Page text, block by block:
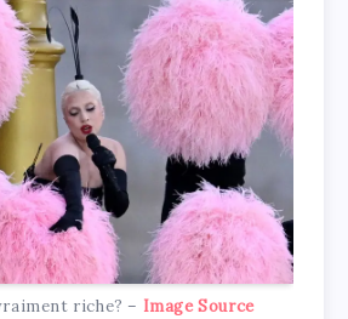
riche? – Image Source